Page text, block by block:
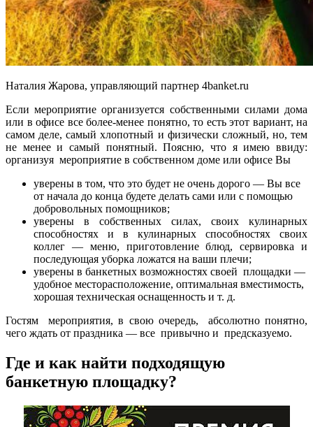
Наталия Жарова, управляющий партнер 4banket.ru
Если мероприятие организуется собственными силами дома
или в офисе все более-менее понятно, то есть этот вариант, на
самом деле, самый хлопотный и физически сложный, но, тем
не менее и самый понятный. Поясню, что я имею ввиду:
организуя мероприятие в собственном доме или офисе Вы
уверены в том, что это будет не очень дорого — Вы все
от начала до конца будете делать сами или с помощью
добровольных помощников;
уверены в собственных силах, своих кулинарных
способностях и в кулинарных способностях своих
коллег — меню, приготовление блюд, сервировка и
последующая уборка ложатся на ваши плечи;
уверены в банкетных возможностях своей площадки —
удобное месторасположение, оптимальная вместимость,
хорошая техническая оснащенность и т. д.
Гостям мероприятия, в свою очередь, абсолютно понятно,
чего ждать от праздника — все привычно и предсказуемо.
Где и как найти подходящую
банкетную площадку?